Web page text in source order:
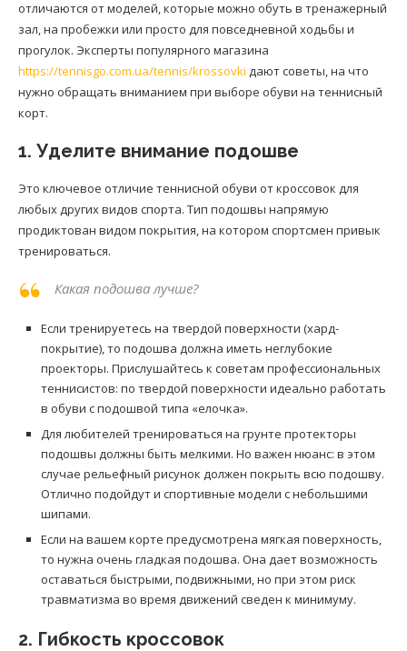
отличаются от моделей, которые можно обуть в тренажерный
зал, на пробежки или просто для повседневной ходьбы и
прогулок. Эксперты популярного магазина
https://tennisgo.com.ua/tennis/krossovki дают советы, на что
нужно обращать вниманием при выборе обуви на теннисный
корт.
1. Уделите внимание подошве
Это ключевое отличие теннисной обуви от кроссовок для
любых других видов спорта. Тип подошвы напрямую
продиктован видом покрытия, на котором спортсмен привык
тренироваться.
Какая подошва лучше?
Если тренируетесь на твердой поверхности (хард-
покрытие), то подошва должна иметь неглубокие
проекторы. Прислушайтесь к советам профессиональных
теннисистов: по твердой поверхности идеально работать
в обуви с подошвой типа «елочка».
Для любителей тренироваться на грунте протекторы
подошвы должны быть мелкими. Но важен нюанс: в этом
случае рельефный рисунок должен покрыть всю подошву.
Отлично подойдут и спортивные модели с небольшими
шипами.
Если на вашем корте предусмотрена мягкая поверхность,
то нужна очень гладкая подошва. Она дает возможность
оставаться быстрыми, подвижными, но при этом риск
травматизма во время движений сведен к минимуму.
2. Гибкость кроссовок